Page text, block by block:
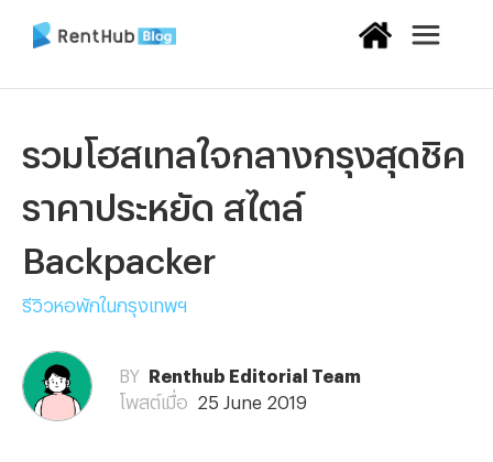
รวมโฮสเทลใจกลางกรุงสุดชิค
ราคาประหยัด สไตล์
Backpacker
รีวิวหอพักในกรุงเทพฯ
BY
Renthub Editorial Team
โพสต์เมื่อ
25 June 2019